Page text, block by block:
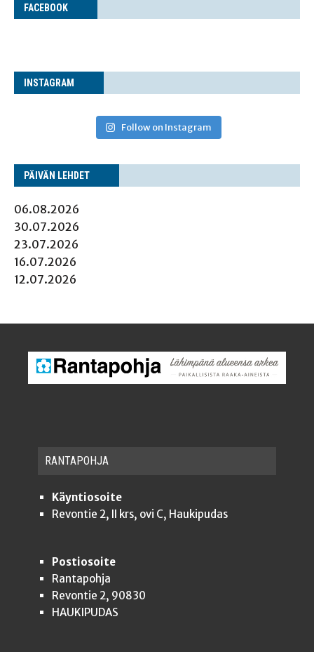
FACE­BOOK
INS­TA­GRAM
Follow on Instagram
PÄI­VÄN LEHDET
06.08.2026
30.07.2026
23.07.2026
16.07.2026
12.07.2026
RAN­TA­POH­JA
Käyntiosoite
Revontie 2, II krs, ovi C, Haukipudas
Postiosoite
Rantapohja
Revontie 2, 90830
HAUKIPUDAS